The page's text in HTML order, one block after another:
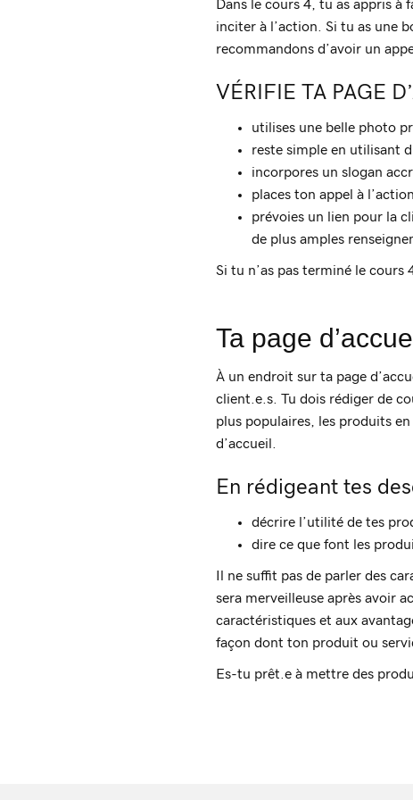
Dans le cours 4, tu as appris à
inciter à l’action. Si tu as une
recommandons d’avoir un
VÉRIFIE TA PAGE
utilises une belle photo
reste simple en utilisant
incorpores un slogan
places ton appel à
prévoies un lien pour la
de plus amples
Si tu n’as pas terminé le cours
Ta page
À un endroit sur ta page
client.e.s. Tu dois rédiger de
plus populaires, les produits
d’accueil.
En rédigeant tes
décrire l’utilité de tes
dire ce que font les
Il ne suffit pas de parler des
sera merveilleuse après avoir
caractéristiques et aux
façon dont ton produit ou
Es-tu prêt.e à mettre des